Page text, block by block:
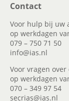
Contact
Voor hulp bij uw
op werkdagen
079 – 750 71 50
info@ias.nl
Voor vragen
op werkdagen
070 – 349 97 54
secrias@ias.nl